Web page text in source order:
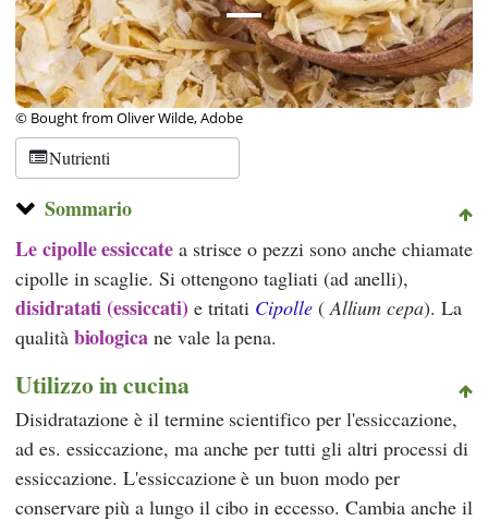
© Bought from Oliver Wilde, Adobe
Nutrienti
Sommario
Le cipolle essiccatea strisce o pezzi sono anche chiamate
cipolle in scaglie. Si ottengono tagliati (ad anelli),
disidratati (essiccati) e tritati Cipolle( Allium cepa). La
qualità biologica ne vale la pena.
Utilizzo in cucina
Disidratazione è il termine scientifico per l'essiccazione,
ad es. essiccazione, ma anche per tutti gli altri processi di
essiccazione. L'essiccazione è un buon modo per
conservare più a lungo il cibo in eccesso. Cambia anche il